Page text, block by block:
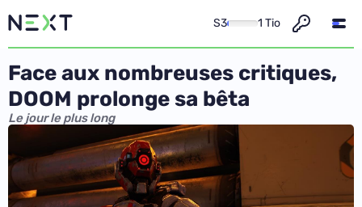
S3 1 Tio
Face aux nombreuses critiques,
DOOM prolonge sa bêta
Le jour le plus long